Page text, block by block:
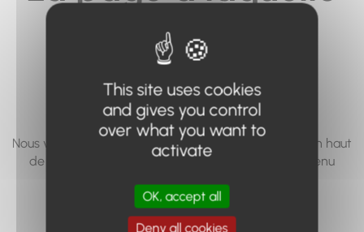
vous cherchez à
accéder n'existe
pas... ou plus.
Nous vous invitons à utiliser le moteur de recherche en haut
de page, ou à utiliser le menu pour trouver le contenu
Retour à l'accueil
This site uses cookies
and gives you control
over what you want to
activate
OK, accept all
Deny all cookies